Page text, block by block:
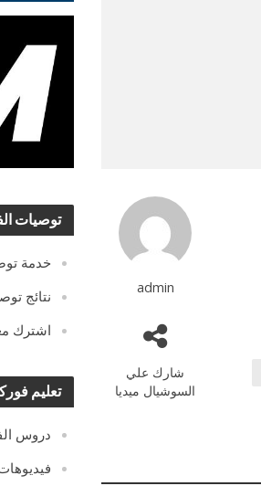
توصيات
خدمة
نتائج
اشترك
تعليم
دروس
admin
شارك علي
السوشيال ميديا